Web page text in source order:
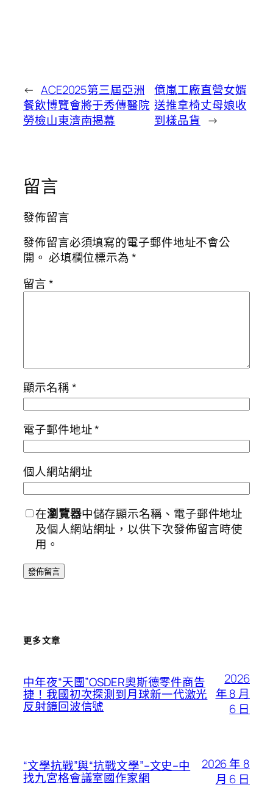
← ACE2025第三屆亞洲
餐飲博覽會將于秀傳醫院
勞檢山東濟南揭幕
億嵐工廠直營女婿
送推拿椅丈母娘收
到樣品貨 →
留言
發佈留言
發佈留言必須填寫的電子郵件地址不會公
開。 必填欄位標示為*
留言*
顯示名稱*
電子郵件地址*
個人網站網址
在瀏覽器中儲存顯示名稱、電子郵件地址
及個人網站網址，以供下次發佈留言時使
用。
更多文章
中年夜“天團”OSDER奧斯德零件商告
捷！我國初次探測到月球新一代激光
反射鏡回波信號
2026
年 8 月
6 日
“文學抗戰”與“抗戰文學”–文史–中
找九宮格會議室國作家網
2026 年 8
月 6 日